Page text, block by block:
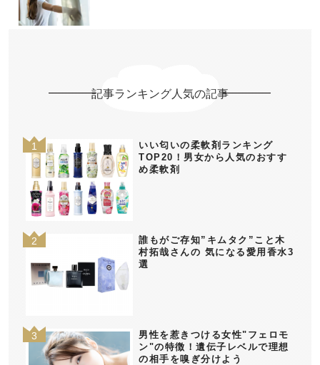
記事ランキング人気の記事
いい匂いの柔軟剤ランキング
TOP20！男女から人気のおすす
め柔軟剤
誰もがご存知”キムタク”こと木
村拓哉さんの 気になる愛用香水3
選
男性を惹きつける女性"フェロモ
ン"の特徴！遺伝子レベルで理想
の相手を嗅ぎ分けよう